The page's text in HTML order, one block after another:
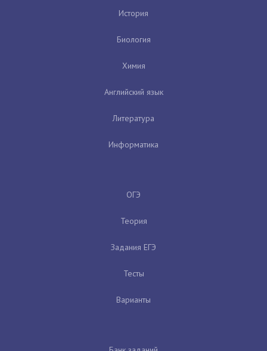
История
Биология
Химия
Английский язык
Литература
Информатика
ОГЭ
Теория
Задания ЕГЭ
Тесты
Варианты